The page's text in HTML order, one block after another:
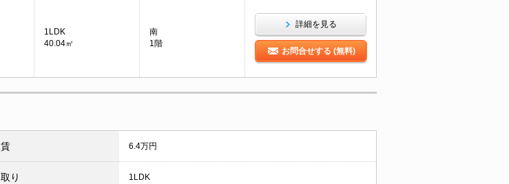
1LDK
40.04㎡
南
1階
詳細を見る
お問合せする (無料)
6.4万円
り 1LDK